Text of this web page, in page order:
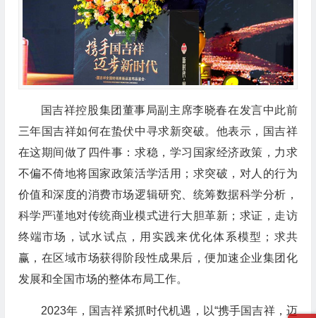
国吉祥控股集团董事局副主席李晓春在发言中此前
三年国吉祥如何在蛰伏中寻求新突破。他表示，国吉祥
在这期间做了四件事：求稳，学习国家经济政策，力求
不偏不倚地将国家政策活学活用；求突破，对人的行为
价值和深度的消费市场逻辑研究、统筹数据科学分析，
科学严谨地对传统商业模式进行大胆革新；求证，走访
终端市场，试水试点，用实践来优化体系模型；求共
赢，在区域市场获得阶段性成果后，便加速企业集团化
发展和全国市场的整体布局工作。
2023年，国吉祥紧抓时代机遇，以“携手国吉祥，迈